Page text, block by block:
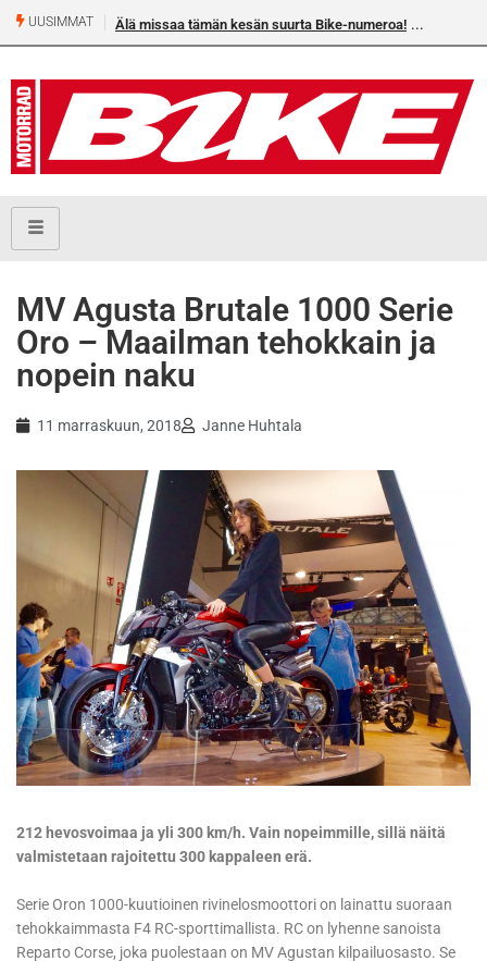
UUSIMMAT Älä missaa tämän kesän suurta Bike-numeroa!
MV Agusta Brutale 1000 Serie
Oro – Maailman tehokkain ja
nopein naku
11 marraskuun, 2018 Janne Huhtala
212 hevosvoimaa ja yli 300 km/h. Vain nopeimmille, sillä näitä
valmistetaan rajoitettu 300 kappaleen erä.
Serie Oron 1000-kuutioinen rivinelosmoottori on lainattu suoraan
tehokkaimmasta F4 RC-sporttimallista. RC on lyhenne sanoista
Reparto Corse, joka puolestaan on MV Agustan kilpailuosasto. Se